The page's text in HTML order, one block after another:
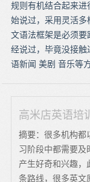
规则有机结合起来
始说过，采用灵活
文语法框架是必须要
经说过，毕竟没接
语新闻 美剧 音乐等
高米店英语培
摘要：很多机构都
习阶段中都需要及
产生好奇和兴趣，
条路线，很多英文